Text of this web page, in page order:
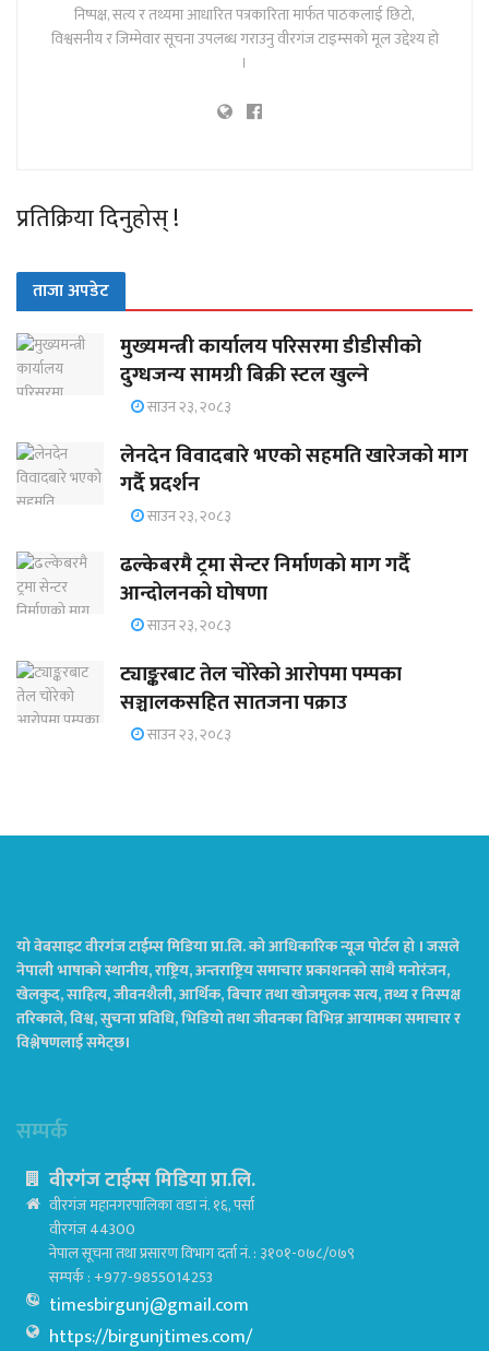
निष्पक्ष, सत्य र तथ्यमा आधारित पत्रकारिता मार्फत पाठकलाई छिटो,
विश्वसनीय र जिम्मेवार सूचना उपलब्ध गराउनु वीरगंज टाइम्सको मूल उद्देश्य हो
।
प्रतिक्रिया दिनुहोस् !
ताजा अपडेट
मुख्यमन्त्री कार्यालय परिसरमा डीडीसीको
दुग्धजन्य सामग्री बिक्री स्टल खुल्ने
साउन २३, २०८३
लेनदेन विवादबारे भएको सहमति खारेजको माग
गर्दै प्रदर्शन
साउन २३, २०८३
ढल्केबरमै ट्रमा सेन्टर निर्माणको माग गर्दै
आन्दोलनको घोषणा
साउन २३, २०८३
ट्याङ्करबाट तेल चोरेको आरोपमा पम्पका
सञ्चालकसहित सातजना पक्राउ
साउन २३, २०८३
यो वेबसाइट वीरगंज टाईम्स मिडिया प्रा.लि. को आधिकारिक न्यूज पोर्टल हो । जसले
नेपाली भाषाको स्थानीय, राष्ट्रिय, अन्तराष्ट्रिय समाचार प्रकाशनको साथै मनोरंजन,
खेलकुद, साहित्य, जीवनशैली, आर्थिक, बिचार तथा खोजमुलक सत्य, तथ्य र निस्पक्ष
तरिकाले, विश्व, सुचना प्रविधि, भिडियो तथा जीवनका विभिन्न आयामका समाचार र
विश्लेषणलाई समेट्छ।
सम्पर्क
वीरगंज टाईम्स मिडिया प्रा.लि.
वीरगंज महानगरपालिका वडा नं. १६, पर्सा
वीरगंज 44300
नेपाल सूचना तथा प्रसारण विभाग दर्ता नं. : ३१०१-०७८/०७९
सम्पर्क : +977-9855014253
timesbirgunj@gmail.com
https://birgunjtimes.com/